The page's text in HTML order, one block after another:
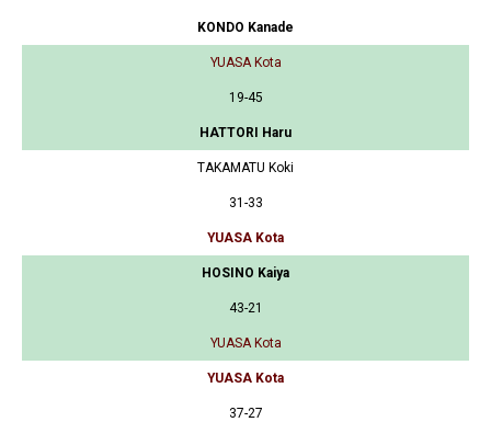
KONDO Kanade
YUASA Kota
19-45
HATTORI Haru
TAKAMATU Koki
31-33
YUASA Kota
HOSINO Kaiya
43-21
YUASA Kota
YUASA Kota
37-27